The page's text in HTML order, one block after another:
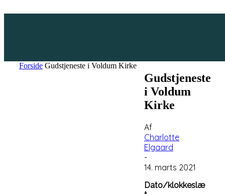
Forside Gudstjeneste i Voldum Kirke
Gudstjeneste
i Voldum
Kirke
Af
Charlotte
Elgaard
-
14. marts 2021
Dato/klokkeslæ